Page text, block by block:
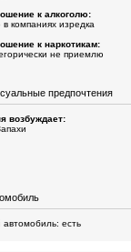
к алкоголю:
компаниях изредка
к наркотикам:
не приемлю
предпочтения
возбуждает:
есть